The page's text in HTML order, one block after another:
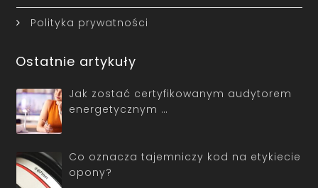
Polityka prywatności
Ostatnie artykuły
Jak zostać certyfikowanym audytorem
energetycznym …
Co oznacza tajemniczy kod na etykiecie
opony?